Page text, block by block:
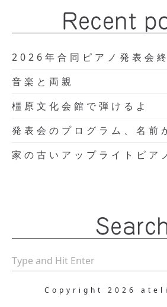
Recent
2026年合同ピアノ発表会
音楽と両親
橿原文化会館で弾けるよ
発表会のプログラム、名前
家の古いアップライトピア
Copyright 2026